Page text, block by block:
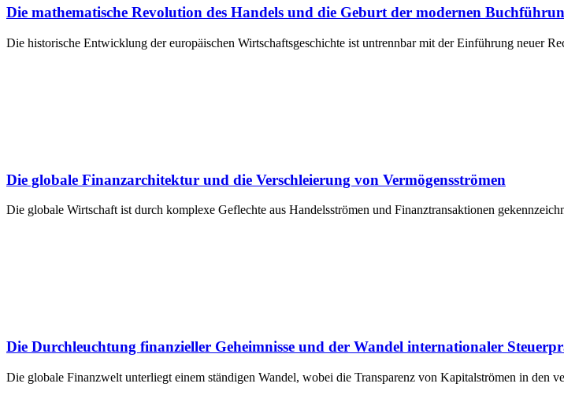
Die mathematische Revolution des Handels und die Geburt der modernen
Die historische Entwicklung der europäischen Wirtschaftsgeschichte ist untrennbar mit der Einführung neuer
Die globale Finanzarchitektur und die Verschleierung von Vermögensströmen
Die globale Wirtschaft ist durch komplexe Geflechte aus Handelsströmen und Finanztransaktionen
Die Durchleuchtung finanzieller Geheimnisse und der Wandel internationaler
Die globale Finanzwelt unterliegt einem ständigen Wandel, wobei die Transparenz von Kapitalströmen in den